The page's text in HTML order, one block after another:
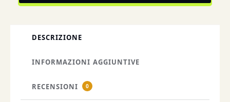
DESCRIZIONE
INFORMAZIONI AGGIUNTIVE
RECENSIONI 0